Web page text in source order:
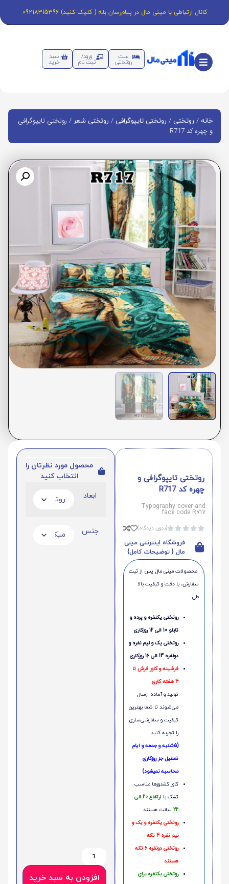
کانال ارتباطی با مینی مال در پیام‌رسان بله ( کلیک کنید) 09218315396
ست
روتختی
ورود/
ثبت نام
سبد
خرید
خانه / روتختی / روتختی تایپوگرافی / روتختی شعر / روتختی تایپوگرافی
و چهره کد R717
روتختی تایپوگرافی و
چهره کد R717
Typography cover and
face code R717




(بدون دیدگاه)
فروشگاه اینترنتی مینی
مال { توضیحات کامل}
محصولات مینی‌ مال پس از ثبت
سفارش، با دقت و کیفیت بالا
طی:
روتختی یکنفره و پرده و
تابلو 10 الی 12 روزکاری
روتختی یک و نیم نفره و
دونفره 14 الی 16 روزکاری
فرشینه و کاور فرش تا
4 هفته کاری
تولید و آماده ارسال
می‌شوند تا شما بهترین
کیفیت و سفارشی‌سازی
را تجربه کنید.
(5شنبه و جمعه و ایام
تعطیل جز روزکاری
محاسبه نمیشود)
کاور کشدوزها مناسب
تشک با ا
رتفاع 20 الی
22 سانت هستند
روتختی یکنفره و یک و
نیم نفره 4 تکه
روتختی دونفره 6 تکه
هستند
روتختی یکنفره برای
محصول مورد نظرتان را
انتخاب کنید
ابعاد
جنس
افزودن به سبد خرید